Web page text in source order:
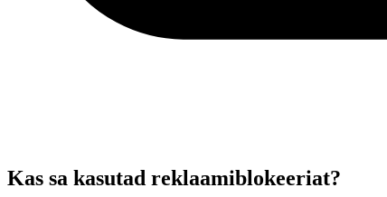
Kas sa kasutad reklaamiblokeeriat?